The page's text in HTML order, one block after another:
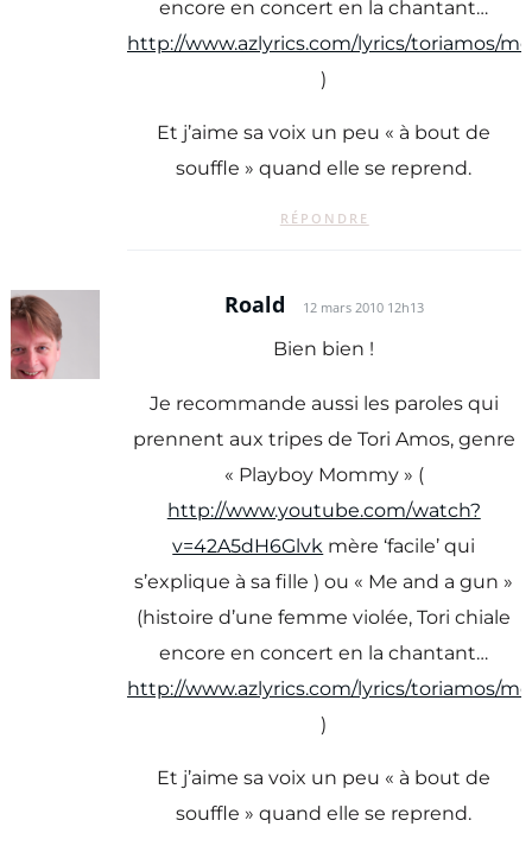
encore en concert en la chantant…
http://www.azlyrics.com/lyrics/toriamos/
)
Et j’aime sa voix un peu « à bout de
souffle » quand elle se reprend.
RÉPONDRE
Roald 12 mars 2010 12h13
Bien bien !
Je recommande aussi les paroles qui
prennent aux tripes de Tori Amos, genre
« Playboy Mommy » (
http://www.youtube.com/watch?
v=42A5dH6Glvk mère ‘facile’ qui
s’explique à sa fille ) ou « Me and a gun »
(histoire d’une femme violée, Tori chiale
encore en concert en la chantant…
http://www.azlyrics.com/lyrics/toriamos/
)
Et j’aime sa voix un peu « à bout de
souffle » quand elle se reprend.